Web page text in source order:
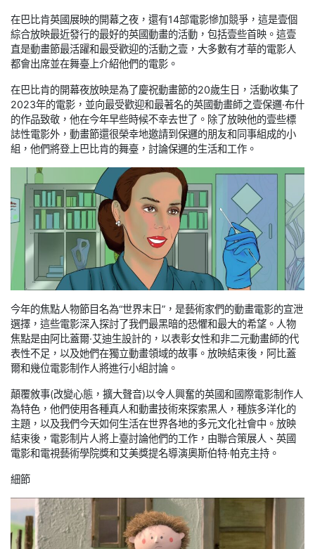
在巴比肯英國展映的開幕之夜，還有14部電影慘加競爭，這是壹個
綜合放映最近發行的最好的英國動畫的活動，包括壹些首映。這壹
直是動畫節最活躍和最受歡迎的活動之壹，大多數有才華的電影人
都會出席並在舞臺上介紹他們的電影。
在巴比肯的開幕夜放映是為了慶祝動畫節的20歲生日，活動收集了
2023年的電影，並向最受歡迎和最著名的英國動畫師之壹保邏·布什
的作品致敬，他在今年早些時候不幸去世了。除了放映他的壹些標
誌性電影外，動畫節還很榮幸地邀請到保邏的朋友和同事組成的小
組，他們將登上巴比肯的舞臺，討論保邏的生活和工作。
今年的焦點人物節目名為“世界末日”，是藝術家們的動畫電影的宣泄
選擇，這些電影深入探討了我們最黑暗的恐懼和最大的希望。人物
焦點是由阿比蓋爾·艾迪生設計的，以表彰女性和非二元動畫師的代
表性不足，以及她們在獨立動畫領域的故事。放映結束後，阿比蓋
爾和幾位電影制作人將進行小組討論。
顛覆敘事(改變心態，擴大聲音)以令人興奮的英國和國際電影制作人
為特色，他們使用各種真人和動畫技術來探索黑人，種族多洋化的
主題，以及我們今天如何生活在世界各地的多元文化社會中。放映
結束後，電影制片人將上臺討論他們的工作，由聯合策展人、英國
電影和電視藝術學院獎和艾美獎提名導演奧斯伯特·帕克主持。
細節